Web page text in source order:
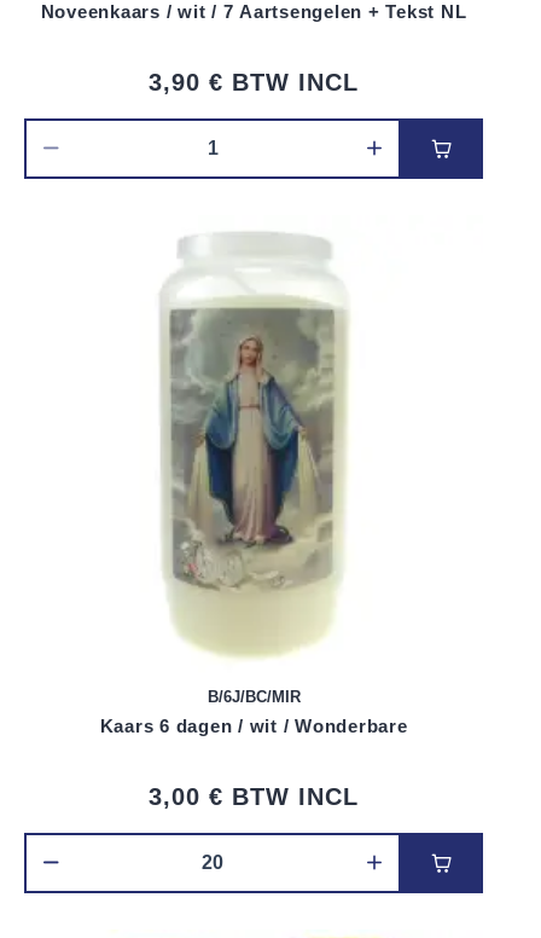
Noveenkaars / wit / 7 Aartsengelen + Tekst NL
3,90 € BTW INCL
Voeg toe
B/6J/BC/MIR
Kaars 6 dagen / wit / Wonderbare
3,00 € BTW INCL
Voeg toe